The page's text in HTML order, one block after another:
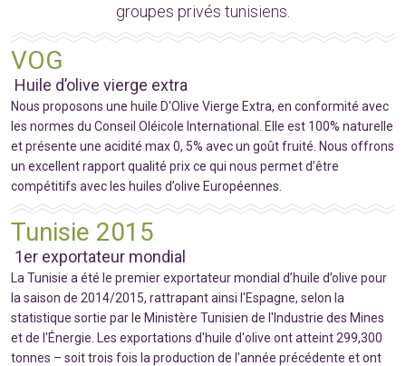
groupes privés tunisiens.
VOG
Huile d’olive vierge extra
Nous proposons une huile D'Olive Vierge Extra, en conformité avec
les normes du Conseil Oléicole International. Elle est 100% naturelle
et présente une acidité max 0, 5% avec un goût fruité. Nous offrons
un excellent rapport qualité prix ce qui nous permet d’être
compétitifs avec les huiles d’olive Européennes.
Tunisie 2015
1er exportateur mondial
La Tunisie a été le premier exportateur mondial d’huile d’olive pour
la saison de 2014/2015, rattrapant ainsi l'Espagne, selon la
statistique sortie par le Ministère Tunisien de l'Industrie des Mines
et de l'Énergie. Les exportations d'huile d'olive ont atteint 299,300
tonnes – soit trois fois la production de l'année précédente et ont